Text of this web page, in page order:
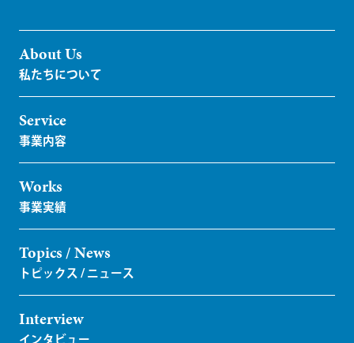
About Us
Service
Works
Topics / News
Interview